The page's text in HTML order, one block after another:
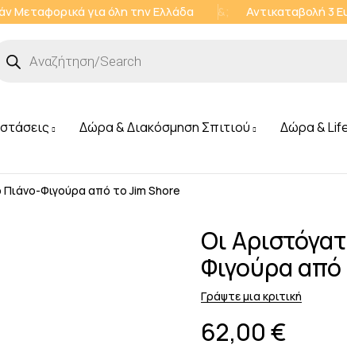
Μεταφορικά για όλη την Ελλάδα &; Αντικαταβολή 3
Δώρα & Διακόσμηση Σπιτιού Δώρα &
Φιγούρα από το Jim Shore
Οι
Φιγούρα
Γράψτε μια κριτική
62,00€